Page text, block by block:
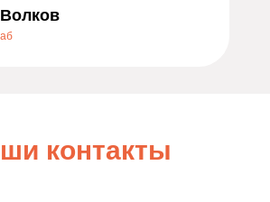
случаю — очень приятно.
отношение: не стали
контакты